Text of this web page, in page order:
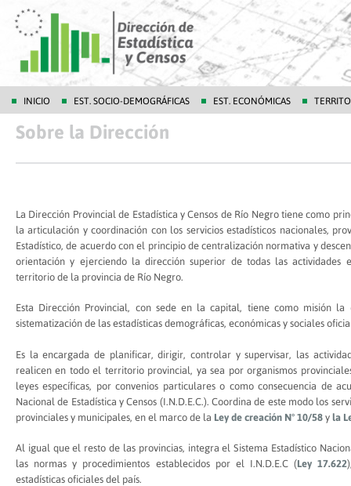
INICIO EST. SOCIO-DEMOGRÁFICAS EST. ECONÓMICAS
Sobre la Dirección
La Dirección Provincial de Estadística y Censos de Río Negro tiene como
la articulación y coordinación con los servicios estadísticos nacionales,
Estadístico, de acuerdo con el principio de centralización normativa y
orientación y ejerciendo la dirección superior de todas las actividades
territorio de la provincia de Río Negro.
Esta Dirección Provincial, con sede en la capital, tiene como misión la
sistematización de las estadísticas demográficas, económicas y sociales
Es la encargada de planificar, dirigir, controlar y supervisar, las
realicen en todo el territorio provincial, ya sea por organismos
leyes específicas, por convenios particulares o como consecuencia de
Nacional de Estadística y Censos (I.N.D.E.C.). Coordina de este modo los
provinciales y municipales, en el marco de la Ley de creación N° 10/58 y la
Al igual que el resto de las provincias, integra el Sistema Estadístico
las normas y procedimientos establecidos por el I.N.D.E.C (Ley 17.622
estadísticas oficiales del país.